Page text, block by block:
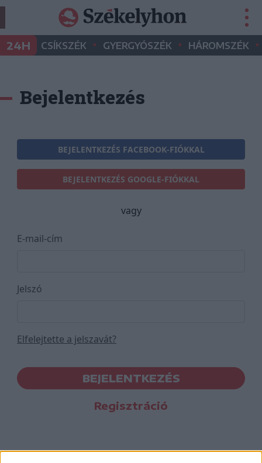
24H CSÍKSZÉK • GYERGYÓSZÉK • HÁROMSZÉK •
Bejelentkezés
BEJELENTKEZÉS FACEBOOK-FIÓKKAL
BEJELENTKEZÉS GOOGLE-FIÓKKAL
vagy
E-mail-cím
Jelszó
Elfelejtette a jelszavát?
BEJELENTKEZÉS
Regisztráció